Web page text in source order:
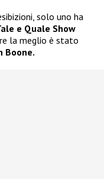
solo uno ha
e Quale Show
la meglio è stato
Boone.